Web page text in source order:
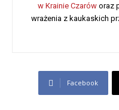
w Krainie Czarów oraz
wrażenia z kaukaskich
Facebook